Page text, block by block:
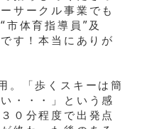
サークル事業でも
市体育指導員”及
す！本当にありが
。「歩くスキーは簡
・・・」という感
０分程度で出発点